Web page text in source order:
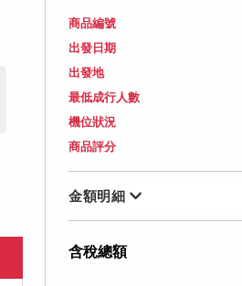
商品編號
出發日期
出發地
最低成行人數
機位狀況
商品評分
金額明細
含稅總額